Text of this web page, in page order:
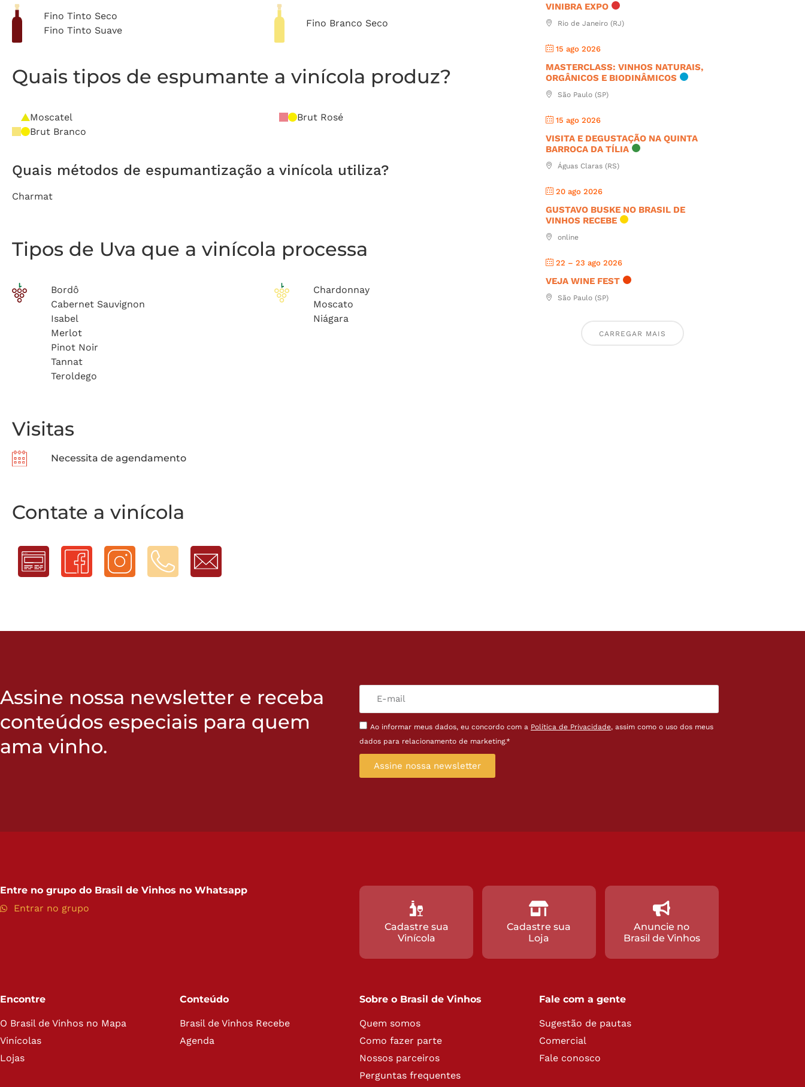
Fino Tinto Seco
Fino Tinto Suave
Fino Branco Seco
Quais tipos de espumante a vinícola produz?
Moscatel
Brut Branco
Brut Rosé
Quais métodos de espumantização a vinícola utiliza?
Charmat
Tipos de Uva que a vinícola processa
Bordô
Cabernet Sauvignon
Isabel
Merlot
Pinot Noir
Tannat
Teroldego
Chardonnay
Moscato
Niágara
Visitas
Necessita de agendamento
Contate a vinícola
VINIBRA EXPO
Rio de Janeiro (RJ)
15 ago 2026
MASTERCLASS: VINHOS NATURAIS,
ORGÂNICOS E BIODINÂMICOS
São Paulo (SP)
15 ago 2026
VISITA E DEGUSTAÇÃO NA QUINTA
BARROCA DA TÍLIA
Águas Claras (RS)
20 ago 2026
GUSTAVO BUSKE NO BRASIL DE
VINHOS RECEBE
online
22 – 23 ago 2026
VEJA WINE FEST
São Paulo (SP)
CARREGAR MAIS
Assine nossa newsletter e receba
conteúdos especiais para quem
ama vinho.
Ao informar meus dados, eu concordo com a Política de Privacidade, assim como o uso dos meus
dados para relacionamento de marketing.*
Assine nossa newsletter
Entre no grupo do Brasil de Vinhos no Whatsapp
Entrar no grupo
Cadastre sua
Vinícola
Cadastre sua
Loja
Anuncie no
Brasil de Vinhos
Encontre
O Brasil de Vinhos no Mapa
Vinícolas
Lojas
Conteúdo
Brasil de Vinhos Recebe
Agenda
Sobre o Brasil de Vinhos
Quem somos
Como fazer parte
Nossos parceiros
Perguntas frequentes
Fale com a gente
Sugestão de pautas
Comercial
Fale conosco